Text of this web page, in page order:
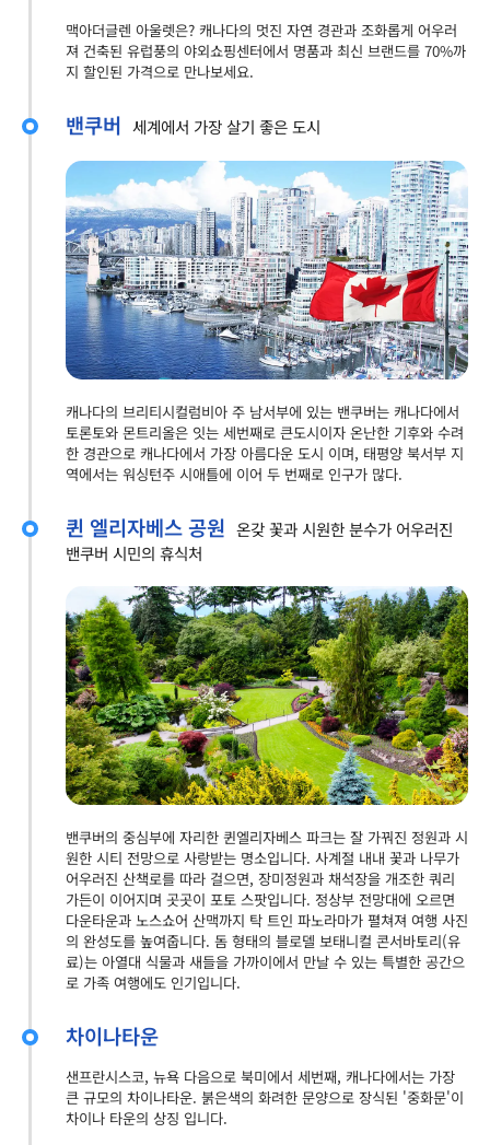
맥아더글렌 아울렛은? 캐나다의 멋진 자연 경관과 조화롭게 어우러
져 건축된 유럽풍의 야외쇼핑센터에서 명품과 최신 브랜드를 70%까
지 할인된 가격으로 만나보세요.
밴쿠버 세계에서 가장 살기 좋은 도시
캐나다의 브리티시컬럼비아 주 남서부에 있는 밴쿠버는 캐나다에서
토론토와 몬트리올은 잇는 세번째로 큰도시이자 온난한 기후와 수려
한 경관으로 캐나다에서 가장 아름다운 도시 이며, 태평양 북서부 지
역에서는 워싱턴주 시애틀에 이어 두 번째로 인구가 많다.
퀸 엘리자베스 공원 온갖 꽃과 시원한 분수가 어우러진
밴쿠버 시민의 휴식처
밴쿠버의 중심부에 자리한 퀸엘리자베스 파크는 잘 가꿔진 정원과 시
원한 시티 전망으로 사랑받는 명소입니다. 사계절 내내 꽃과 나무가
어우러진 산책로를 따라 걸으면, 장미정원과 채석장을 개조한 쿼리
가든이 이어지며 곳곳이 포토 스팟입니다. 정상부 전망대에 오르면
다운타운과 노스쇼어 산맥까지 탁 트인 파노라마가 펼쳐져 여행 사진
의 완성도를 높여줍니다. 돔 형태의 블로델 보태니컬 콘서바토리(유
료)는 아열대 식물과 새들을 가까이에서 만날 수 있는 특별한 공간으
로 가족 여행에도 인기입니다.
차이나타운
샌프란시스코, 뉴욕 다음으로 북미에서 세번째, 캐나다에서는 가장
큰 규모의 차이나타운. 붉은색의 화려한 문양으로 장식된 '중화문'이
차이나 타운의 상징 입니다.